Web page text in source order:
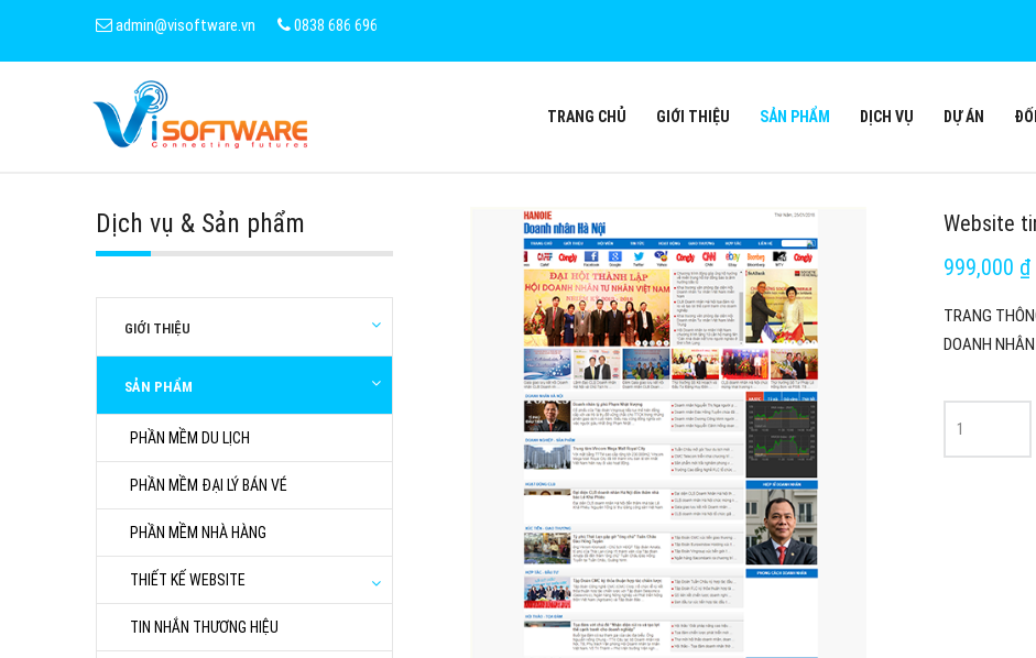
admin@visoftware.vn 0838 686 696
TRANG CHỦ GIỚI THIỆU SẢN PHẨM DỊCH VỤ DỰ ÁN
Website
999,000 ₫
TRANG
DOANH
Dịch vụ & Sản phẩm
GIỚI THIỆU
SẢN PHẨM
PHẦN MỀM DU LỊCH
PHẦN MỀM ĐẠI LÝ BÁN VÉ
PHẦN MỀM NHÀ HÀNG
THIẾT KẾ WEBSITE
TIN NHẮN THƯƠNG HIỆU